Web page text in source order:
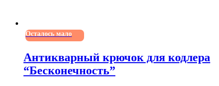
Осталось мало
Антикварный крючок для кодлера
“Бесконечность”